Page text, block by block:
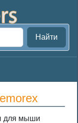
Найти
для мыши